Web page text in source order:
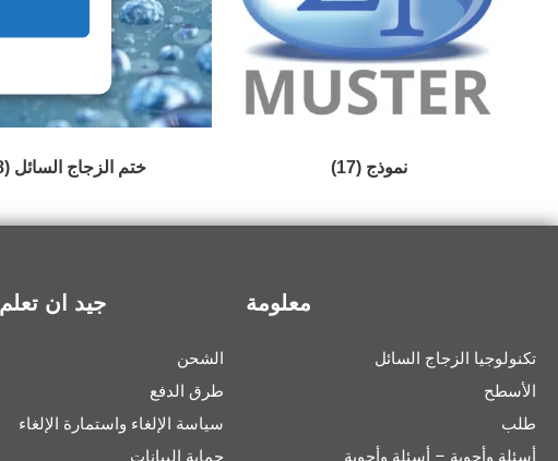
نموذج(17) ختم الزجاج السائل(48)
معلومة
تكنولوجيا الزجاج السائل
الأسطح
طلب
أسئلة وأجوبة – أسئلة وأجوبة
جيد ان تعلم
الشحن
طرق الدفع
سياسة الإلغاء واستمارة الإلغاء
حماية البيانات